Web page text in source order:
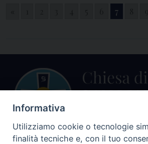
7
Informativa
Utilizziamo cookie o tecnologie
finalità tecniche e, con il tuo